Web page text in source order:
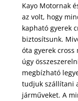
Kayo Motornak
az volt, hogy
kapható gyerek
biztosítsunk.
óta gyerek
úgy
megbízható
tudjuk szállítani
járműveket. A